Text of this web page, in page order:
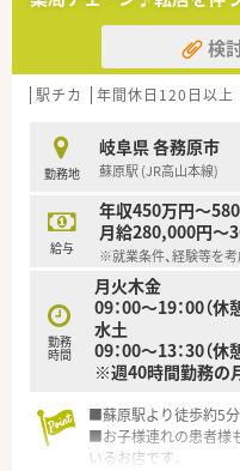
【想定されるキャリアイ
■意欲と実績次第では
であり、その際は年収
■管理ポストの空きが
ネージャー等の責任あ
■店舗での経験を積ん
門における多様な職
ます。
【こんな方にオススメ】
■土日祝日のお休みと
との時間や趣味の時
す。
■明確な評価基準のも
薬局運営のノウハウを
す。
■手厚い社宅制度や家
す。
検
駅チカ 年間休日120日以上
勤務地
岐阜県 各務原市
蘇原駅 (JR高山本線)
給与
年収450万円～
月給280,000円～
※就業条件、経験等を考
勤務
時間
月火木金
09：00～19：00（休
水土
09：00～13：30（休
※週40時間勤務の
■蘇原駅より徒歩約5分
■お子様連れの患者様
いるお店です。